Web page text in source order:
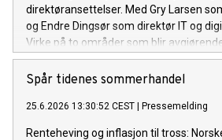
direktøransettelser. Med Gry Larsen
og Endre Dingsør som direktør IT og
Virke på to områder som blir
konkurransekraft i årene som
og digital omstilling.
Spår tidenes sommerhandel
25.6.2026 13:30:52 CEST Pressemelding
Renteheving og inflasjon til tross: